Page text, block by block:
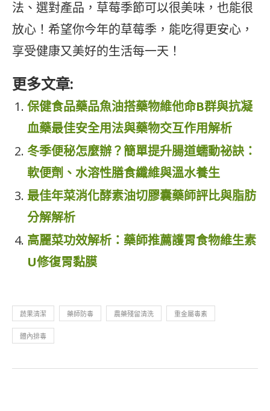
法、選對產品，草莓季節可以很美味，也能很
放心！希望你今年的草莓季，能吃得更安心，
享受健康又美好的生活每一天！
更多文章:
保健食品藥品魚油搭藥物維他命B群與抗凝
血藥最佳安全用法與藥物交互作用解析
冬季便秘怎麼辦？簡單提升腸道蠕動祕訣：
軟便劑、水溶性膳食纖維與溫水養生
最佳年菜消化酵素油切膠囊藥師評比與脂肪
分解解析
高麗菜功效解析：藥師推薦護胃食物維生素
U修復胃黏膜
蔬果清潔 藥師防毒 農藥殘留清洗 重金屬毒素
體內排毒